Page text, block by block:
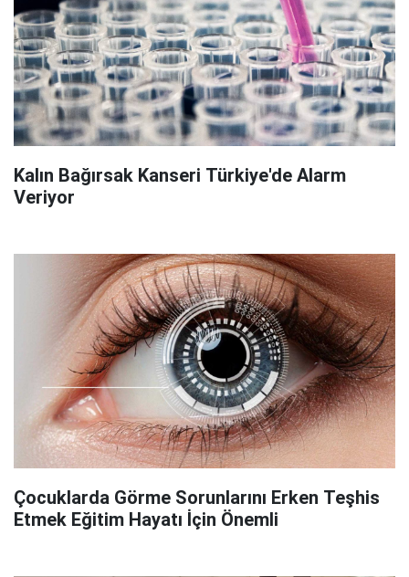
Kalın Bağırsak Kanseri Türkiye'de Alarm
Veriyor
Çocuklarda Görme Sorunlarını Erken Teşhis
Etmek Eğitim Hayatı İçin Önemli